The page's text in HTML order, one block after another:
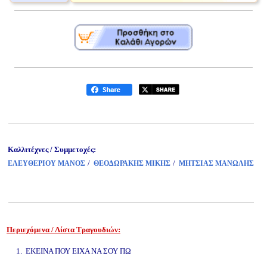
Καλλιτέχνες / Συμμετοχές:
ΕΛΕΥΘΕΡΙΟΥ ΜΑΝΟΣ / ΘΕΟΔΩΡΑΚΗΣ ΜΙΚΗΣ / ΜΗΤΣΙΑΣ ΜΑΝΩΛΗΣ
Περιεχόμενα / Λίστα Τραγουδιών:
1. ΕΚΕΙΝΑ ΠΟΥ ΕΙΧΑ ΝΑ ΣΟΥ ΠΩ